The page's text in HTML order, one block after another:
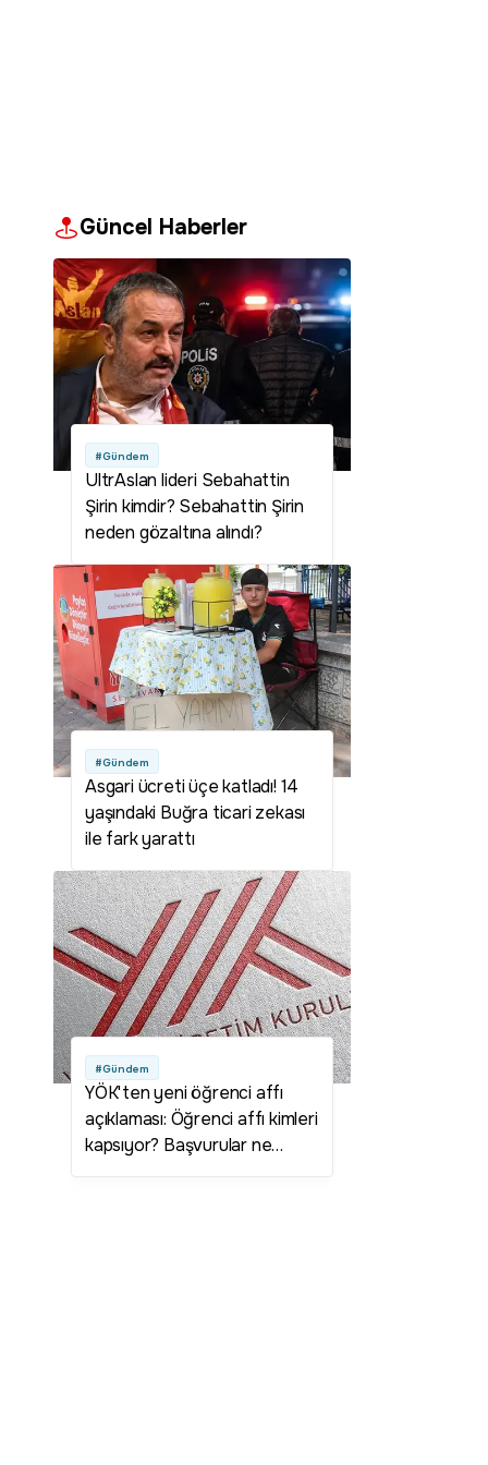
Güncel Haberler
#Gündem
UltrAslan lideri Sebahattin
Şirin kimdir? Sebahattin Şirin
neden gözaltına alındı?
#Gündem
Asgari ücreti üçe katladı! 14
yaşındaki Buğra ticari zekası
ile fark yarattı
#Gündem
YÖK'ten yeni öğrenci affı
açıklaması: Öğrenci affı kimleri
kapsıyor? Başvurular ne